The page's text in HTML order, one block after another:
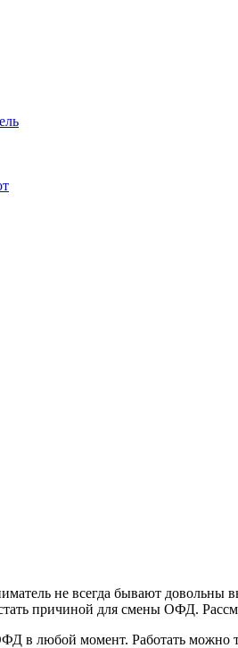
не всегда бывают довольны
причиной для смены ОФД.
в любой момент. Работать